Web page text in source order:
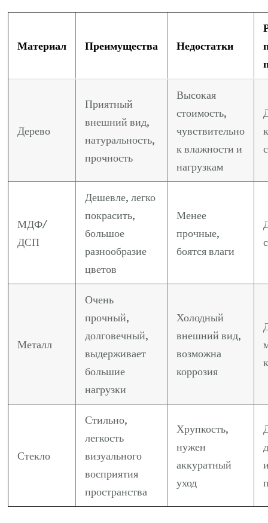
Материал Преимущества Недостатки
Дерево
Приятный
внешний вид,
натуральность,
прочность
Высокая
стоимость,
чувствительно
к влажности и
нагрузкам
МДФ/
ДСП
Дешевле, легко
покрасить,
большое
разнообразие
цветов
Менее
прочные,
боятся влаги
Металл
Очень
прочный,
долговечный,
выдерживает
большие
нагрузки
Холодный
внешний вид,
возможна
коррозия
Стекло
Стильно,
легкость
визуального
восприятия
пространства
Хрупкость,
нужен
аккуратный
уход